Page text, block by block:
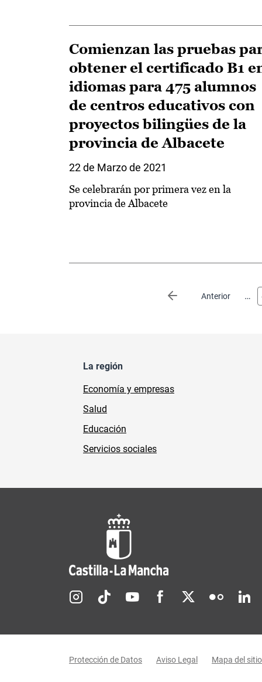
Comienzan las pruebas
obtener el certificado B1
idiomas para 475 alumnos
de centros educativos con
proyectos bilingües de la
provincia de Albacete
22 de Marzo de 2021
Se celebrarán por primera vez en la
provincia de Albacete
Anterior
Página anterior …
La región
Economía y empresas
Salud
Educación
Servicios sociales
Redes sociales JCCM
Protección de Datos Aviso Legal Mapa del sitio